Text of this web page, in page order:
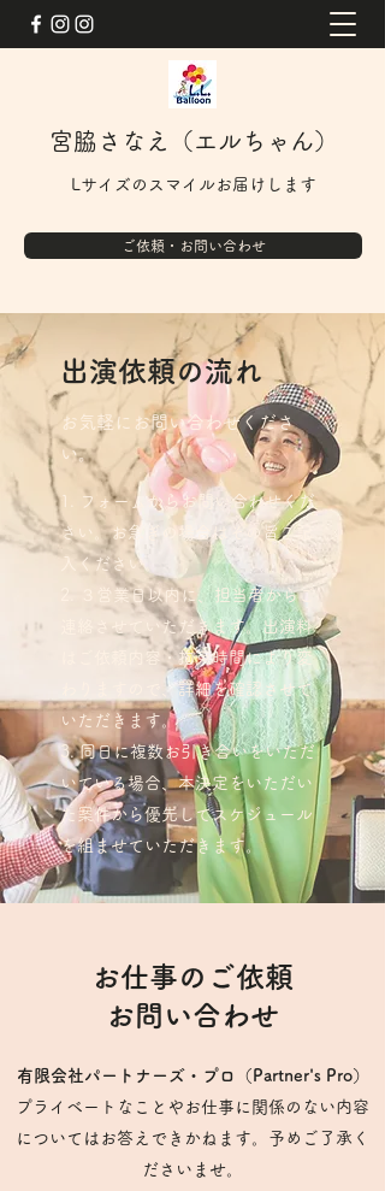
宮脇さなえ（エルちゃん）
Lサイズのスマイルお届けします
ご依頼・お問い合わせ
​出演依頼の流れ
お気軽にお問い合わせくださ
い。
フォームからお問い合わせくだ
さい。お急ぎの場合はその旨ご記
入ください。
​３営業日以内に、担当者からご
連絡させていただきます。出演料
はご依頼内容・拘束時間により変
わりますので、詳細を確認させて
いただきます。​​
同日に複数お引き合いをいただ
いている場合、本決定をいただい
た案件から優先してスケジュール
を組ませていただきます。
お仕事のご依頼
お問い合わせ
有限会社パートナーズ・プロ（Partner's Pro）
プライベートなことやお仕事に関係のない内容
についてはお答えできかねます。予めご了承く
ださいませ。